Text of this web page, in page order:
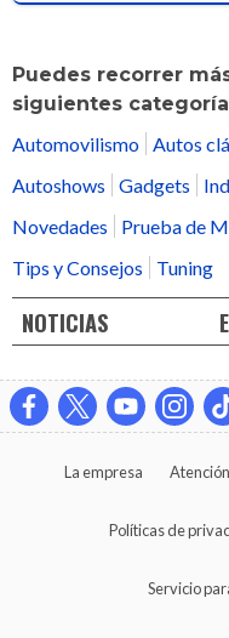
Puedes recorrer
siguientes
Automovilismo Autos
Autoshows
Gadgets
Novedades
Prueba de
Tips y Consejos
Tuning
NOTICIAS
La empresa
Políticas de
Servicio